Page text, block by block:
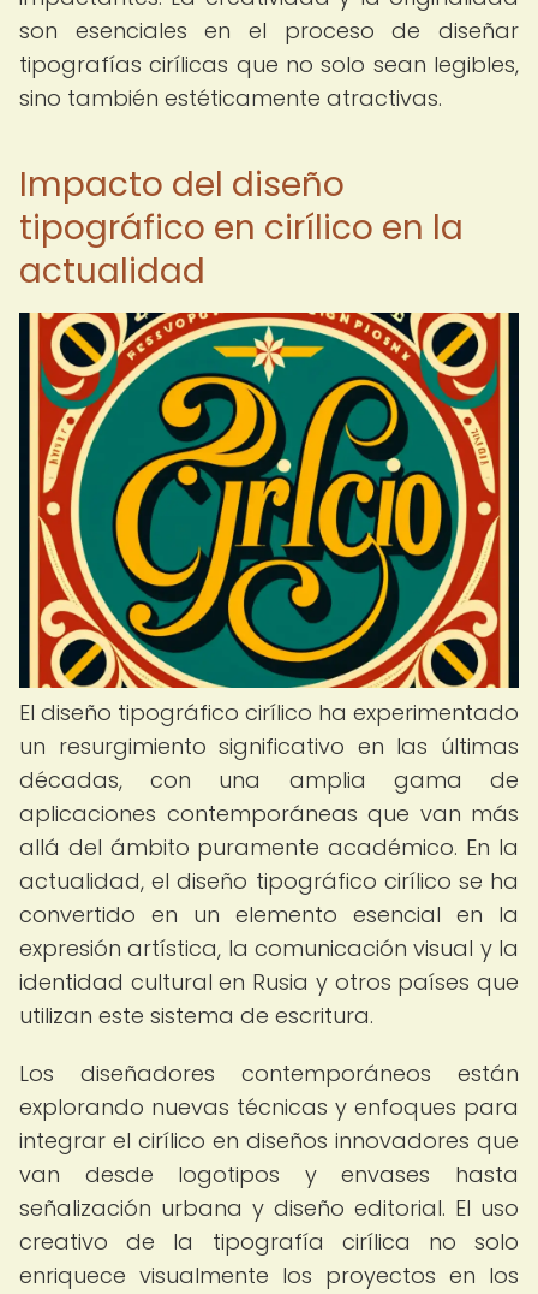
son esenciales en el proceso de diseñar
tipografías cirílicas que no solo sean legibles,
sino también estéticamente atractivas.
Impacto del diseño
tipográfico en cirílico en la
actualidad
El diseño tipográfico cirílico ha experimentado
un resurgimiento significativo en las últimas
décadas, con una amplia gama de
aplicaciones contemporáneas que van más
allá del ámbito puramente académico. En la
actualidad, el diseño tipográfico cirílico se ha
convertido en un elemento esencial en la
expresión artística, la comunicación visual y la
identidad cultural en Rusia y otros países que
utilizan este sistema de escritura.
Los diseñadores contemporáneos están
explorando nuevas técnicas y enfoques para
integrar el cirílico en diseños innovadores que
van desde logotipos y envases hasta
señalización urbana y diseño editorial. El uso
creativo de la tipografía cirílica no solo
enriquece visualmente los proyectos en los